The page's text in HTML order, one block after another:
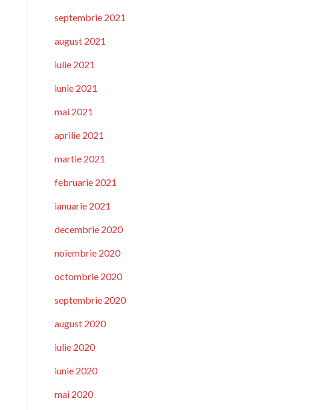
septembrie 2021
august 2021
iulie 2021
iunie 2021
mai 2021
aprilie 2021
martie 2021
februarie 2021
ianuarie 2021
decembrie 2020
noiembrie 2020
octombrie 2020
septembrie 2020
august 2020
iulie 2020
iunie 2020
mai 2020